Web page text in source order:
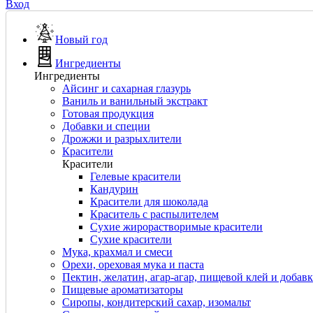
Вход
Новый год
Ингредиенты
Ингредиенты
Айсинг и сахарная глазурь
Ваниль и ванильный экстракт
Готовая продукция
Добавки и специи
Дрожжи и разрыхлители
Красители
Красители
Гелевые красители
Кандурин
Красители для шоколада
Краситель с распылителем
Сухие жирорастворимые красители
Сухие красители
Мука, крахмал и смеси
Орехи, ореховая мука и паста
Пектин, желатин, агар-агар, пищевой клей и
Пищевые ароматизаторы
Сиропы, кондитерский сахар, изомальт